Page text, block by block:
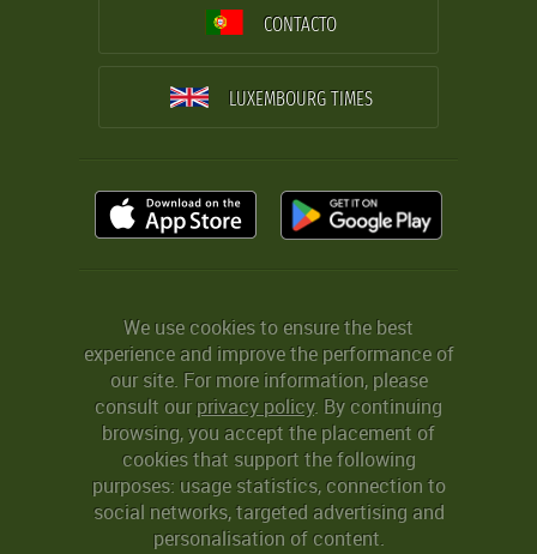
CONTACTO
LUXEMBOURG TIMES
We use cookies to ensure the best
experience and improve the performance of
our site. For more information, please
consult ourprivacy policy. By continuing
browsing, you accept the placement of
cookies that support the following
purposes: usage statistics, connection to
social networks, targeted advertising and
personalisation of content.